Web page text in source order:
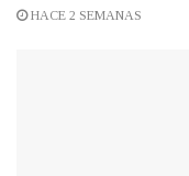
HACE 2 SEMANAS